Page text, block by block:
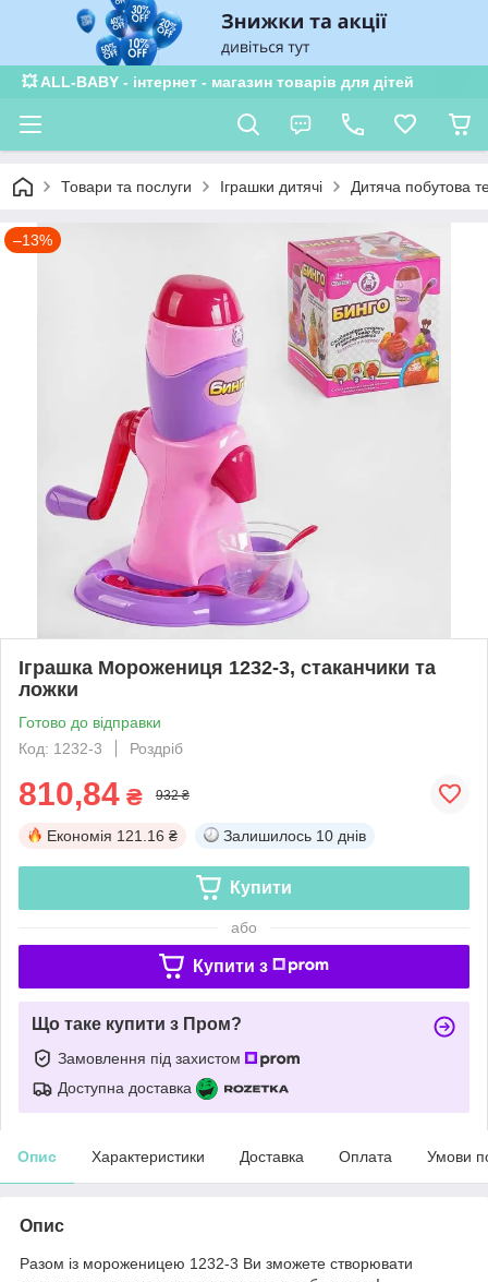
💥 ALL-BABY - інтернет - магазин товарів для дітей
Товари та послуги Іграшки дитячі Дитяча побутова
–13%
Іграшка Морожениця 1232-3, стаканчики та
ложки
Готово до відправки
Код: 1232-3
Роздріб
810,84 ₴ 932 ₴
Економія 121.16 ₴ Залишилось 10 днів
Купити
або
Купити з
Що таке купити з Пром?
Замовлення під захистом
Доступна доставка
Опис Характеристики Доставка Оплата Умови
Опис
Разом із мороженицею 1232-3 Ви зможете створювати